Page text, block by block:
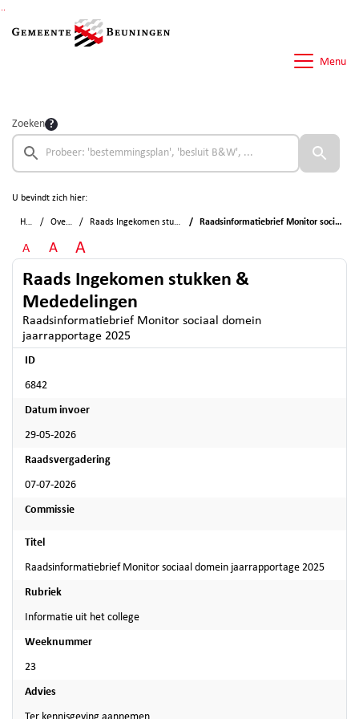
Menu
Zoeken
U bevindt zich hier:
Home Overzichten Raads Ingekomen stukken & Mededelingen Raadsinformatiebrief Monitor sociaal domein jaarrapportage 2025
A A A
Raads Ingekomen stukken &
Mededelingen
Raadsinformatiebrief Monitor sociaal domein
jaarrapportage 2025
ID
6842
Datum invoer
29-05-2026
Raadsvergadering
07-07-2026
Commissie
Titel
Raadsinformatiebrief Monitor sociaal domein jaarrapportage 2025
Rubriek
Informatie uit het college
Weeknummer
23
Advies